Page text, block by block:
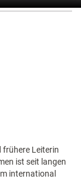
frühere Leiterin
ist seit langen
international